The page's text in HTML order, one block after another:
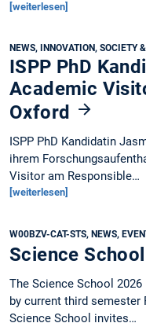
[weiterlesen]
NEWS, INNOVATION, SOCIETY
ISPP PhD
Academic
Oxford
ISPP PhD Kandidatin
ihrem
Visitor am Responsible…
[weiterlesen]
W00BZV-CAT-STS, NEWS,
Science
The Science School
by current third semester
Science School invites…